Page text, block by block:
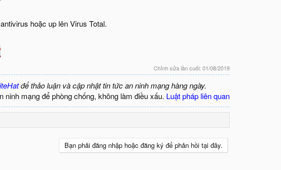
hoặc up lên Virus Total.
Chỉnh sửa lần cuối: 01/08/2019
để thảo luận và cập nhật tin tức an ninh mạng hàng ngày.
ninh mạng để phòng chống, không làm điều xấu. Luật pháp liên quan
Bạn phải đăng nhập hoặc đăng ký để phản hồi tại đây.